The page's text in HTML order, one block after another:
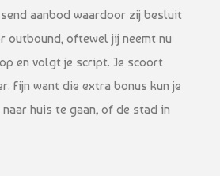
aanbod waardoor zij besluit
outbound, oftewel jij neemt nu
en volgt je script. Je scoort
Fijn want die extra bonus kun je
huis te gaan, of de stad in